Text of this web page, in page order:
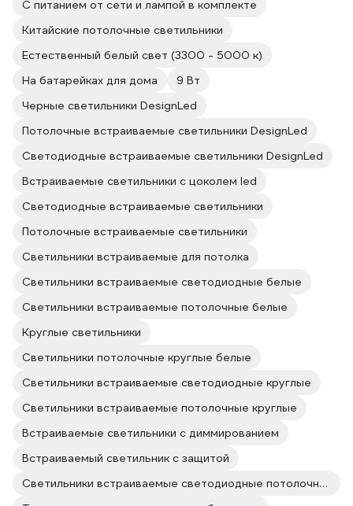
С питанием от сети и лампой в комплекте
Китайские потолочные светильники
Естественный белый свет (3300 - 5000 к)
На батарейках для дома
9 Вт
Черные светильники DesignLed
Потолочные встраиваемые светильники DesignLed
Светодиодные встраиваемые светильники DesignLed
Встраиваемые светильники с цоколем led
Светодиодные встраиваемые светильники
Потолочные встраиваемые светильники
Светильники встраиваемые для потолка
Светильники встраиваемые светодиодные белые
Светильники встраиваемые потолочные белые
Круглые светильники
Светильники потолочные круглые белые
Светильники встраиваемые светодиодные круглые
Светильники встраиваемые потолочные круглые
Встраиваемые светильники с диммированием
Встраиваемый светильник с защитой
Светильники встраиваемые светодиодные потолочные круглые